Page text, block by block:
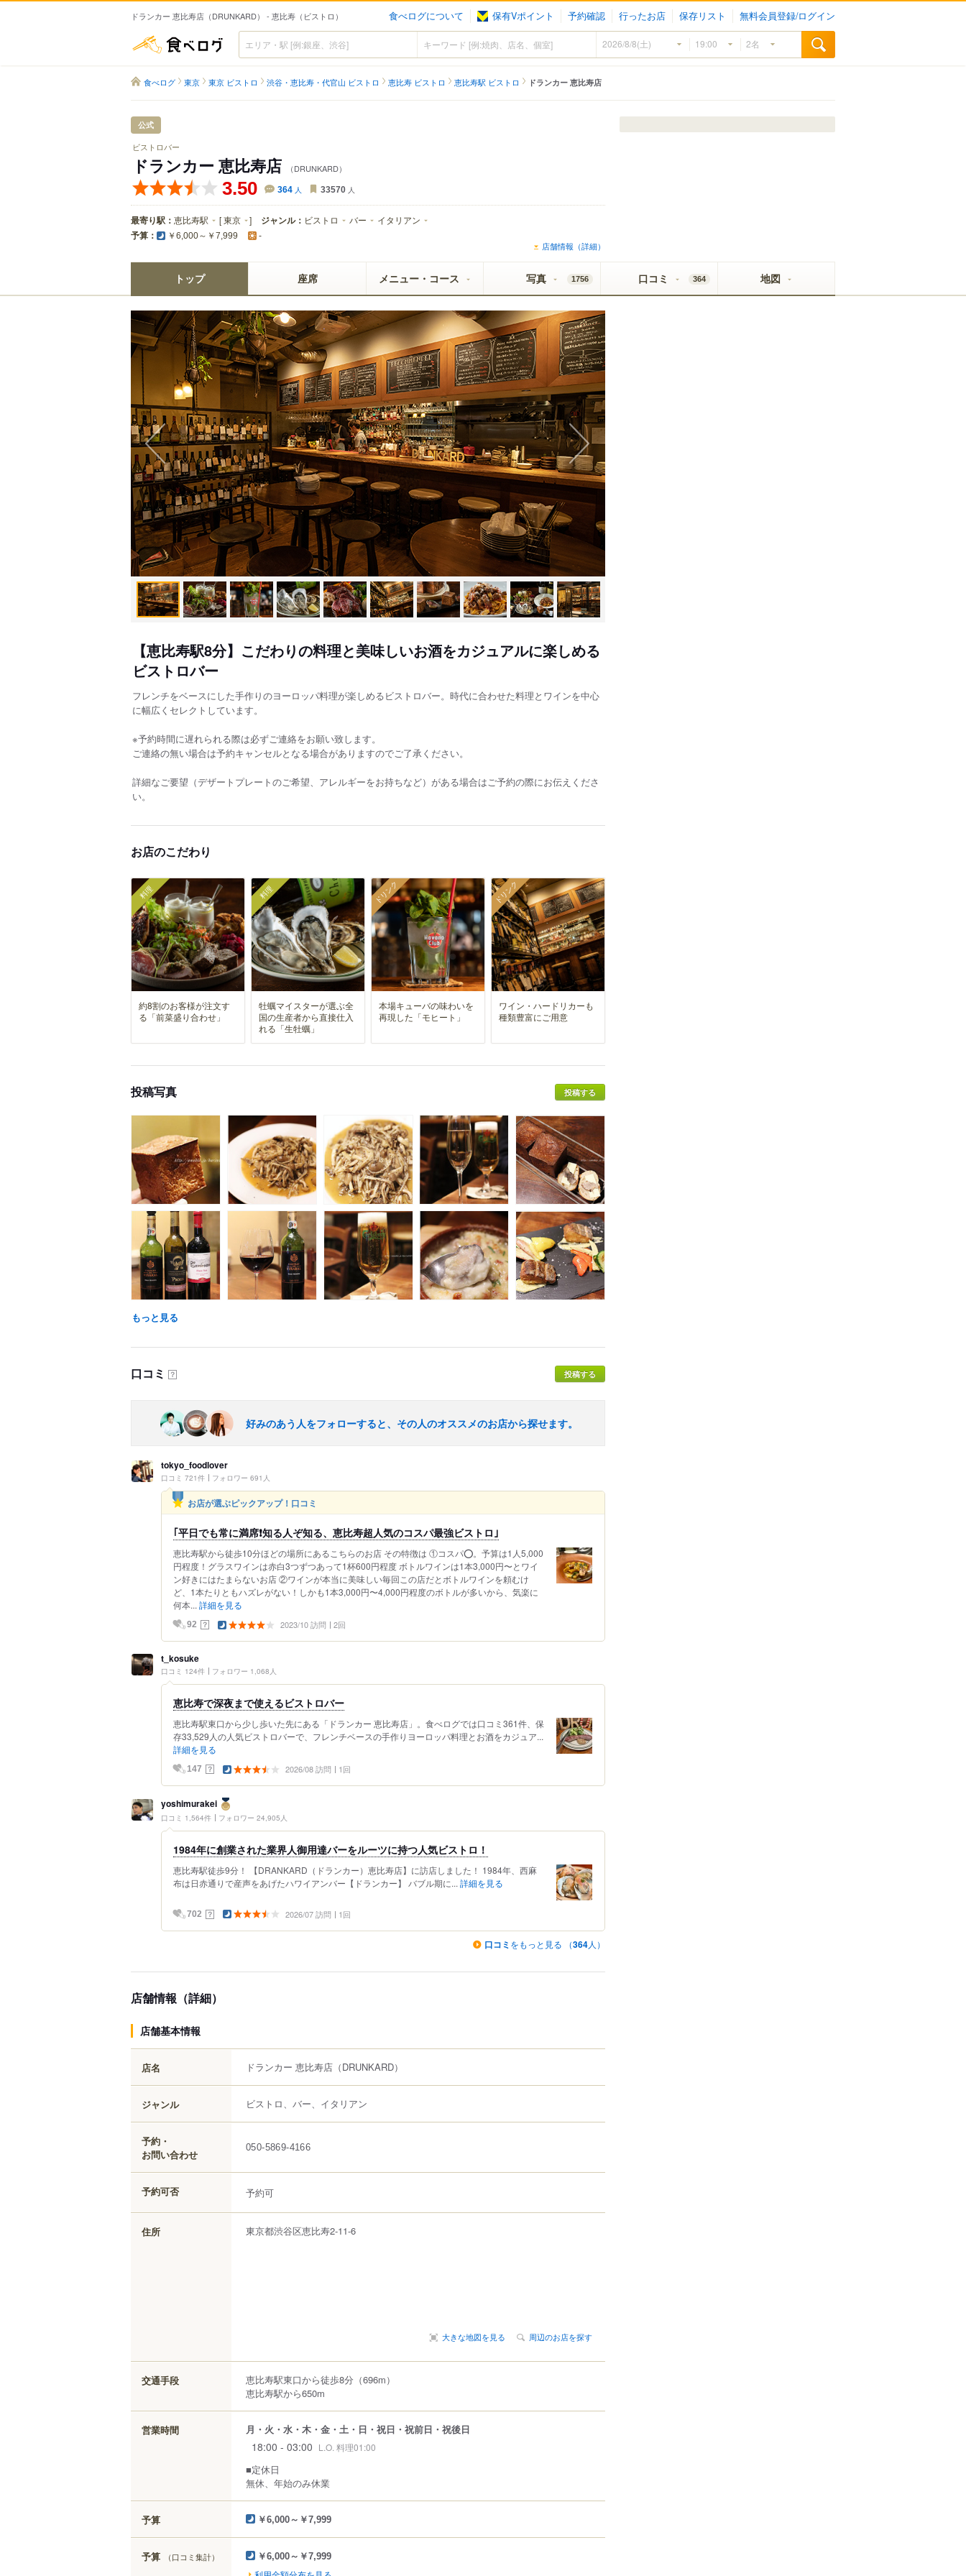
ドランカー 恵比寿店（DRUNKARD） - 恵比寿（ビストロ） 食べログについて 保有Vポイント 予約確認 行ったお店 保存リスト 無料会員登録/ログイン
食べログ
食べログ 東京 東京 ビストロ 渋谷・恵比寿・代官山 ビストロ 恵比寿 ビストロ 恵比寿駅 ビストロ ドランカー 恵比寿店
公式
ビストロバー
ドランカー 恵比寿店 （DRUNKARD）
3.50 364 人 33570 人
最寄り駅： 恵比寿駅 [東京 ] ジャンル： ビストロ バー イタリアン
予算： ￥6,000～￥7,999 -
店舗情報（詳細）
トップ 座席 メニュー・コース 写真 1756 口コミ 364 地図
【恵比寿駅8分】こだわりの料理と美味しいお酒をカジュアルに楽しめる
ビストロバー
フレンチをベースにした手作りのヨーロッパ料理が楽しめるビストロバー。時代に合わせた料理とワインを中心
に幅広くセレクトしています。
※予約時間に遅れられる際は必ずご連絡をお願い致します。
ご連絡の無い場合は予約キャンセルとなる場合がありますのでご了承ください。
詳細なご要望（デザートプレートのご希望、アレルギーをお持ちなど）がある場合はご予約の際にお伝えくださ
い。
お店のこだわり
料理
約8割のお客様が注文す
る「前菜盛り合わせ」
料理
牡蠣マイスターが選ぶ全
国の生産者から直接仕入
れる「生牡蠣」
ドリンク
本場キューバの味わいを
再現した「モヒート」
ドリンク
ワイン・ハードリカーも
種類豊富にご用意
投稿写真 投稿する
もっと見る
口コミ ？ 投稿する
好みのあう人をフォローすると、その人のオススメのお店から探せます。
tokyo_foodlover
口コミ 721件 フォロワー 691人
お店が選ぶピックアップ！口コミ
｢平日でも常に満席❗知る人ぞ知る、恵比寿超人気のコスパ最強ビストロ｣
恵比寿駅から徒歩10分ほどの場所にあるこちらのお店 その特徴は ①コスパ⭕。予算は1人5,000
円程度！グラスワインは赤白3つずつあって1杯600円程度 ボトルワインは1本3,000円〜とワイ
ン好きにはたまらないお店 ②ワインが本当に美味しい毎回この店だとボトルワインを頼むけ
ど、1本たりともハズレがない！しかも1本3,000円〜4,000円程度のボトルが多いから、気楽に
何本... 詳細を見る
92 ？ 2023/10 訪問 2回
t_kosuke
口コミ 124件 フォロワー 1,068人
恵比寿で深夜まで使えるビストロバー
恵比寿駅東口から少し歩いた先にある「ドランカー 恵比寿店」。食べログでは口コミ361件、保
存33,529人の人気ビストロバーで、フレンチベースの手作りヨーロッパ料理とお酒をカジュア...
詳細を見る
147 ？ 2026/08 訪問 1回
yoshimurakei
口コミ 1,564件 フォロワー 24,905人
1984年に創業された業界人御用達バーをルーツに持つ人気ビストロ！
恵比寿駅徒歩9分！ 【DRANKARD（ドランカー）恵比寿店】に訪店しました！ 1984年、西麻
布は日赤通りで産声をあげたハワイアンバー【ドランカー】 バブル期に... 詳細を見る
702 ？ 2026/07 訪問 1回
口コミ をもっと見る （364人）
店舗情報（詳細）
店舗基本情報
店名 ドランカー 恵比寿店 （DRUNKARD）
ジャンル ビストロ、バー、イタリアン
予約・
お問い合わせ
050-5869-4166
予約可否 予約可
住所 東京都渋谷区恵比寿2-11-6
大きな地図を見る 周辺のお店を探す
交通手段
恵比寿駅東口から徒歩8分（696m）
恵比寿駅から650m
営業時間 月・火・水・木・金・土・日・祝日・祝前日・祝後日
18:00 - 03:00 L.O. 料理01:00
■定休日
無休、年始のみ休業
予算 ￥6,000～￥7,999
予算 （口コミ集計） ￥6,000～￥7,999